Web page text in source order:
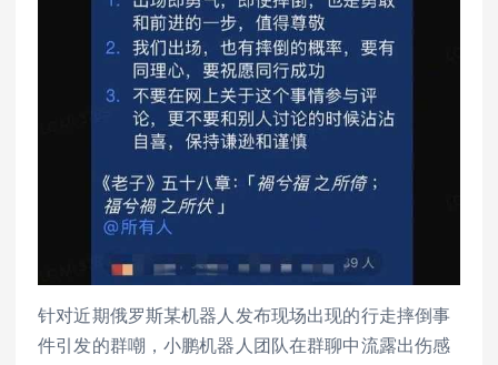
针对近期俄罗斯某机器人发布现场出现的行走摔倒事
件引发的群嘲，小鹏机器人团队在群聊中流露出伤感